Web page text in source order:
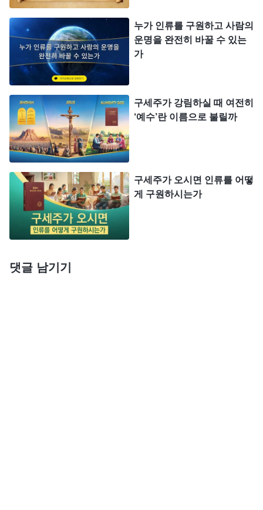
는 말이 없었고, 하나님이 유일하신 참하나님, 바로
창조주이셨죠. 어느 누구도 하나님은 삼위일체의 하
나님이라고 말한 적이 없었고, 성령 역시 하나님은
삼위일체의 하나님이라고 증거하지 않으셨습니다.
그렇다면 사람은 왜 하나님이 육신을 입고 예수님이
되신 걸 가지고 하나님을 삼위일체의 하나님이라고
규정한 걸까요? 예수님은 단지 하나님의 영이 입은
옷일 뿐입니다. 그분께서 하신 모든 사역은 하나님
영의 지배를 받은 것으로 하나님 영이 직접 발현한
것입니다. 예수님 안의 영은 바로 여호와 하나님의
영이자 성령입니다. 그렇다면 예수님은 유일하신 참
하나님이신가요? 네, 유일하신 참하나님이십니다.
그래서 성육신하셨다고 하나님이 아버지와 아들, 성
신의 본질을 모르기에 하나님을 억지로 나눈 것뿐입
누가 인류를 구원하고 사람의
운명을 완전히 바꿀 수 있는
가
구세주가 강림하실 때 여전히
‘예수’란 이름으로 불릴까
구세주가 오시면 인류를 어떻
게 구원하시는가
댓글 남기기